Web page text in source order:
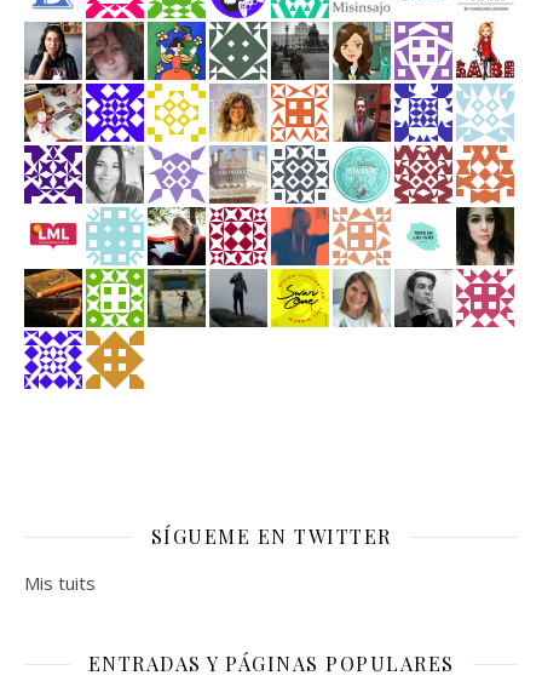
SÍGUEME EN TWITTER
Mis tuits
ENTRADAS Y PÁGINAS POPULARES